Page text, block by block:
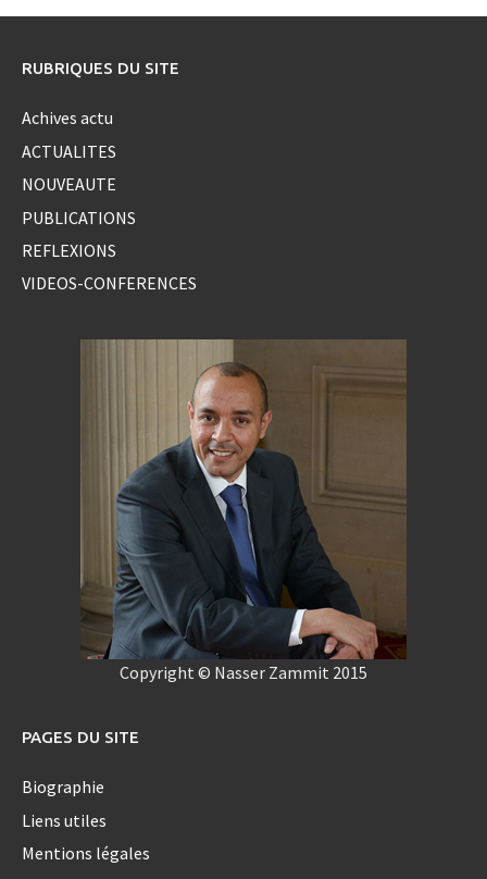
RUBRIQUES DU SITE
Achives actu
ACTUALITES
NOUVEAUTE
PUBLICATIONS
REFLEXIONS
VIDEOS-CONFERENCES
Copyright © Nasser Zammit 2015
PAGES DU SITE
Biographie
Liens utiles
Mentions légales